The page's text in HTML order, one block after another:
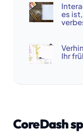
es
Ihr
CoreDash